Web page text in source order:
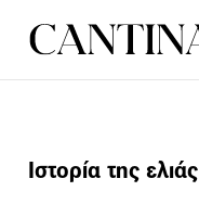
ΣΥΝΤΑΓΕΣ
Ιστορία της ελιάς